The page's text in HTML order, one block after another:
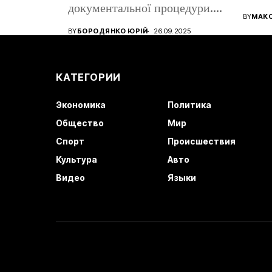
документальної процедури.
Від того, наскільки...
BYБОРОДЯНКО ЮРІЙ 26.09.2025
все
BY
КАТЕГОРИИ
Экономика
Политика
Общество
Мир
Спорт
Происшествия
Культура
Авто
Видео
Языки